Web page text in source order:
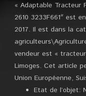
« Adaptable Tracteur
2610 3233F661″ est
2017. Il est dans la
vendeur est «
Limoges. Cet article
Union Européenne,
Etat de l’objet: